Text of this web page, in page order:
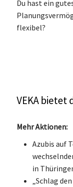
Du hast ein
flexibel?
VEKA bietet
Mehr Aktionen:
Azubis auf
in
„Schlag